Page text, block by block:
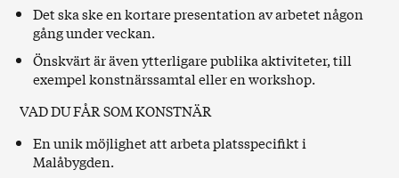
Det ska ske en kortare presentation av arbetet någon
gång under veckan.
Önskvärt är även ytterligare publika aktiviteter, till
exempel konstnärssamtal eller en workshop.
VAD DU FÅR SOM KONSTNÄR
En unik möjlighet att arbeta platsspecifikt i
Malåbygden.